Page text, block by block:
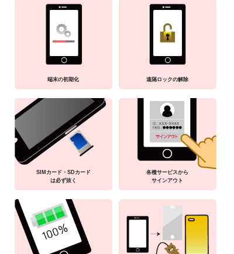
端末の初期化 遠隔ロックの解除
SIMカード・SDカード
は必ず抜く
各種サービスから
サインアウト